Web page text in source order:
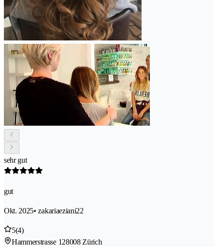
sehr gut
gut
Okt. 2025• zakariaeziani22
5(4)
Hammerstrasse 128008 Zürich